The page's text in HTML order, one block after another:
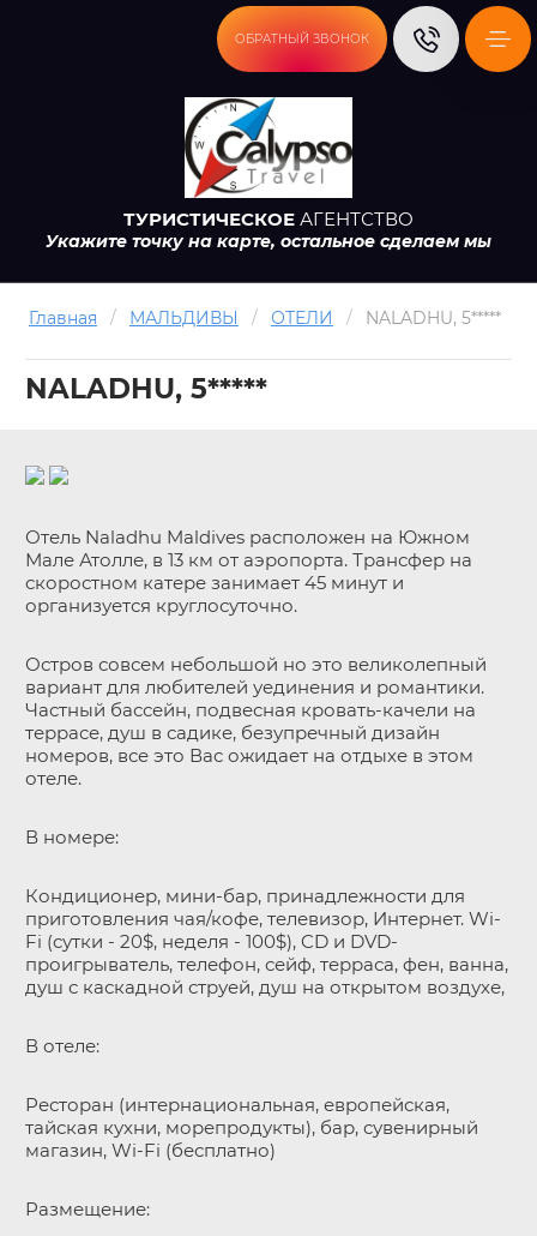
ОБРАТНЫЙ ЗВОНОК
ТУРИСТИЧЕСКОЕ АГЕНТСТВО
Укажите точку на карте, остальное сделаем мы
Главная / МАЛЬДИВЫ / ОТЕЛИ / NALADHU, 5*****
NALADHU, 5*****
Отель Naladhu Maldives расположен на Южном
Мале Атолле, в 13 км от аэропорта. Трансфер на
скоростном катере занимает 45 минут и
организуется круглосуточно.
Остров совсем небольшой но это великолепный
вариант для любителей уединения и романтики.
Частный бассейн, подвесная кровать-качели на
террасе, душ в садике, безупречный дизайн
номеров, все это Вас ожидает на отдыхе в этом
отеле.
В номере:
Кондиционер, мини-бар, принадлежности для
приготовления чая/кофе, телевизор, Интернет. Wi-
Fi (сутки - 20$, неделя - 100$), CD и DVD-
проигрыватель, телефон, сейф, терраса, фен, ванна,
душ с каскадной струей, душ на открытом воздухе,
В отеле:
Ресторан (интернациональная, европейская,
тайская кухни, морепродукты), бар, сувенирный
магазин, Wi-Fi (бесплатно)
Размещение: